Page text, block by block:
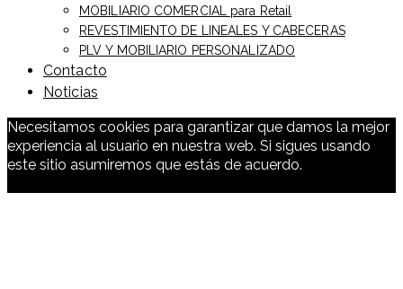
MOBILIARIO COMERCIAL para Retail
REVESTIMIENTO DE LINEALES Y CABECERAS
PLV Y MOBILIARIO PERSONALIZADO
Contacto
Noticias
Necesitamos cookies para garantizar que damos la mejor
experiencia al usuario en nuestra web. Si sigues usando
este sitio asumiremos que estás de acuerdo.